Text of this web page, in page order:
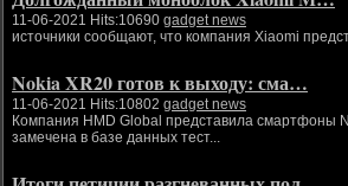
11-06-2021 Hits:10690 gadget news
источники сообщают, что компания Xiaomi
Nokia XR20 готов к выходу: сма…
11-06-2021 Hits:10802 gadget news
Компания HMD Global представила смартфоны
замечена в базе данных тест...